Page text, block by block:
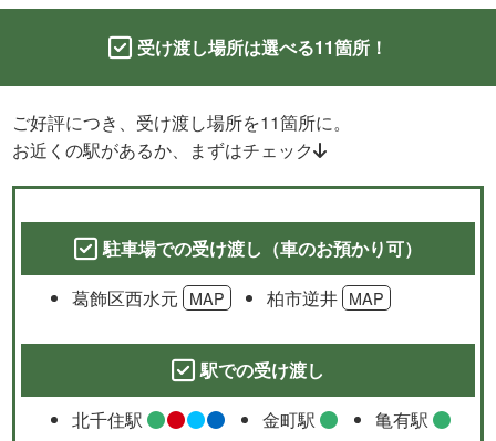
受け渡し場所は選べる11箇所！
ご好評につき、受け渡し場所を11箇所に。
お近くの駅があるか、まずはチェック
駐車場での受け渡し（車のお預かり可）
葛飾区西水元 MAP 柏市逆井 MAP
駅での受け渡し
北千住駅
金町駅 亀有駅